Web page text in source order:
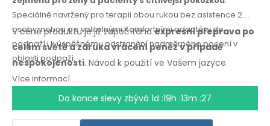
Speciálně navržený pro terapii obou rukou bez asistence 2.
osoby, nohou a s volitelnými Komfortními adaptéry do
podpaží i k úspěšnému odstranění nadměrného pocení v
oblasti podpaží.
V ceně produktu je již započítánaexpresní přeprava po
celém světěa zárukavrácení penězv případě
nespokojenosti. Návod k použití ve Vašem jazyce.
Více informací...
Do konce slevy zbývá 1d :19h :13m :27